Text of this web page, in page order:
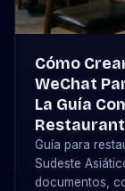
Cómo
WeChat
La Guía
Guía para
Sudeste
documentos,